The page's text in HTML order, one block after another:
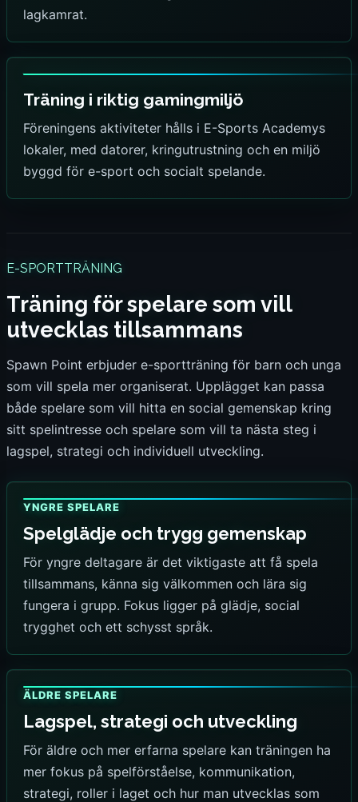
lagkamrat.
Träning i riktig gamingmiljö
Föreningens aktiviteter hålls i E-Sports Academys
lokaler, med datorer, kringutrustning och en miljö
byggd för e-sport och socialt spelande.
E-SPORTTRÄNING
Träning för spelare som vill
utvecklas tillsammans
Spawn Point erbjuder e-sportträning för barn och unga
som vill spela mer organiserat. Upplägget kan passa
både spelare som vill hitta en social gemenskap kring
sitt spelintresse och spelare som vill ta nästa steg i
lagspel, strategi och individuell utveckling.
YNGRE SPELARE
Spelglädje och trygg gemenskap
För yngre deltagare är det viktigaste att få spela
tillsammans, känna sig välkommen och lära sig
fungera i grupp. Fokus ligger på glädje, social
trygghet och ett schysst språk.
ÄLDRE SPELARE
Lagspel, strategi och utveckling
För äldre och mer erfarna spelare kan träningen ha
mer fokus på spelförståelse, kommunikation,
strategi, roller i laget och hur man utvecklas som